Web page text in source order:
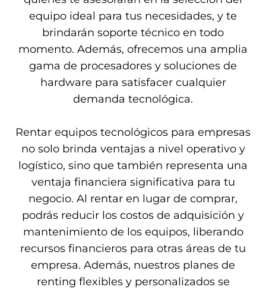
equipo ideal para tus necesidades, y te
brindarán soporte técnico en todo
momento. Además, ofrecemos una amplia
gama de procesadores y soluciones de
hardware para satisfacer cualquier
demanda tecnológica.
Rentar equipos tecnológicos para empresas
no solo brinda ventajas a nivel operativo y
logístico, sino que también representa una
ventaja financiera significativa para tu
negocio. Al rentar en lugar de comprar,
podrás reducir los costos de adquisición y
mantenimiento de los equipos, liberando
recursos financieros para otras áreas de tu
empresa. Además, nuestros planes de
renting flexibles y personalizados se